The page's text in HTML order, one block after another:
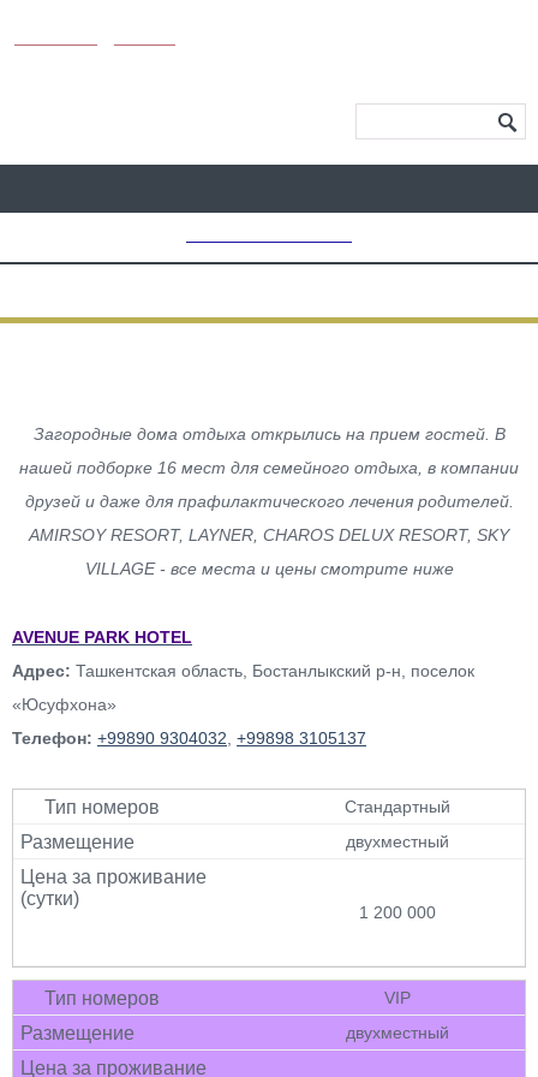
Загородные дома отдыха открылись на прием гостей. В
нашей подборке 16 мест для семейного отдыха, в компании
друзей и даже для прафилактического лечения родителей.
AMIRSOY RESORT, LAYNER, CHAROS DELUX RESORT, SKY
VILLAGE - все места и цены смотрите ниже
AVENUE PARK HOTEL
Адрес: Ташкентская область, Бостанлыкский р-н, поселок
«Юсуфхона»
Телефон: +99890 9304032 +99898 3105137
Стандартный
двухместный
1 200 000
VIP
двухместный